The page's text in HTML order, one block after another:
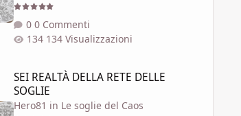
0 Commenti
134 Visualizzazioni
SEI REALTÀ DELLA RETE DELLE
SOGLIE
Hero81 in Le soglie del Caos